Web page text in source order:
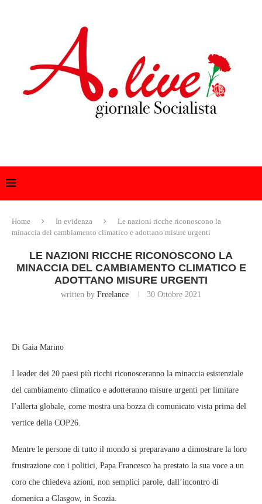
Home In evidenza
Le nazioni ricche riconoscono la
minaccia del cambiamento climatico e adottano misure urgenti
LE NAZIONI RICCHE RICONOSCONO LA
MINACCIA DEL CAMBIAMENTO CLIMATICO E
ADOTTANO MISURE URGENTI
written by Freelance 30 Ottobre 2021
Di Gaia Marino
I leader dei 20 paesi più ricchi riconosceranno la minaccia esistenziale
del cambiamento climatico e adotteranno misure urgenti per limitare
l’allerta globale, come mostra una bozza di comunicato vista prima del
vertice della COP26.
Mentre le persone di tutto il mondo si preparavano a dimostrare la loro
frustrazione con i politici, Papa Francesco ha prestato la sua voce a un
coro che chiedeva azioni, non semplici parole, dall’incontro di
domenica a Glasgow, in Scozia.